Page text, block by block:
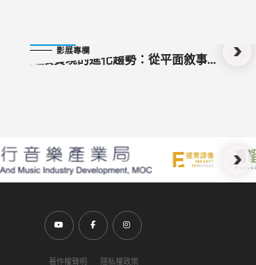
影展專欄
延展實境的進化趨勢：從平面敘事到
前往Youtube頻道(另開新視窗)
前往Facebook粉絲團(另開新視窗)
前往Instagram粉絲團(另開新視窗)
著作權聲明 隱私權政策